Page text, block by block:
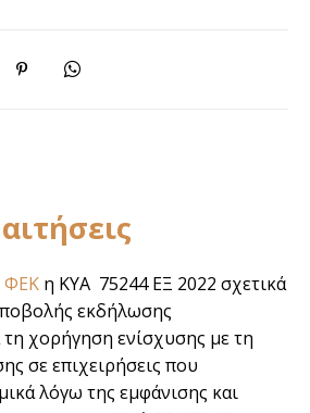
ΦΕΚ η ΚΥΑ 75244 ΕΞ 2022 σχετικά
εκδήλωσης
τη χορήγηση ενίσχυσης με τη
σε επιχειρήσεις που
λόγω της εμφάνισης και